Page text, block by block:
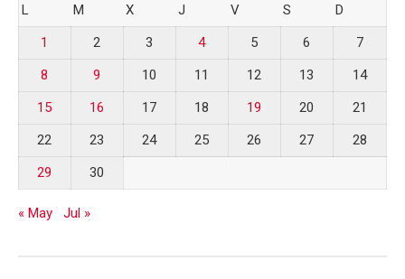
L
M X J V S
D
1
2 3 4 5 6
7
8
9 10 11 12 13
14
15
16 17 18 19 20
21
22
23 24 25 26 27
28
29
30
« May Jul »